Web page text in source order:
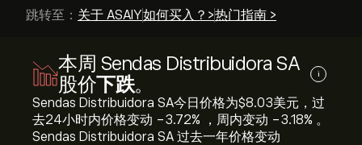
跳转至： 关于 ASAIY如何买入？>热门指南 >
本周 Sendas Distribuidora SA
股价下跌。 i
Sendas Distribuidora SA今日价格为‎$‎8.03美元，过
去24小时内价格变动 ‎-3.72‎% ，周内变动 ‎-3.18‎% 。
Sendas Distribuidora SA 过去一年价格变动